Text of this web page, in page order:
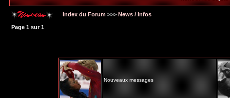
Index du Forum >>> News / Infos
Page 1 sur1
Nouveaux messages